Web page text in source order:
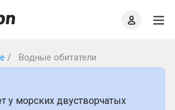
Водные обитатели
у морских двустворчатых